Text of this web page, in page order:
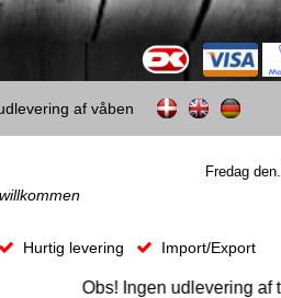
af våben
Fredag
Hurtig levering Import/Export
Obs! Ingen udlevering af